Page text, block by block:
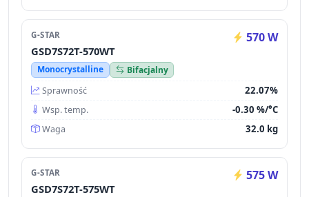
G-STAR 570 W
GSD7S72T-570WT
Monocrystalline
Bifacjalny
Sprawność
22.07%
Wsp. temp. -0.30 %/°C
Waga 32.0 kg
G-STAR 575 W
GSD7S72T-575WT